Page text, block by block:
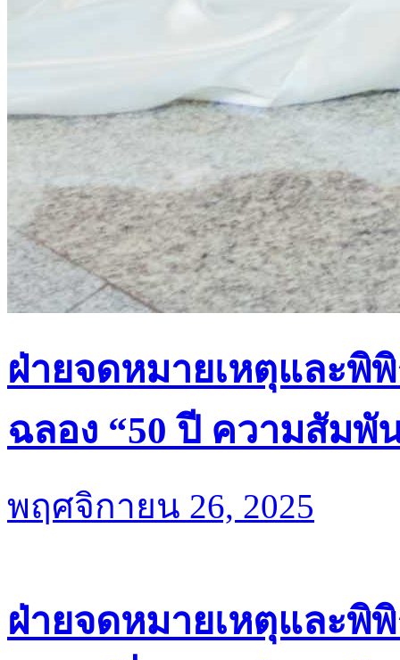
ฝ่ายจดหมายเหตุและพิ
ฉลอง “50 ปี ความสัมพั
พฤศจิกายน 26, 2025
ฝ่ายจดหมายเหตุและ